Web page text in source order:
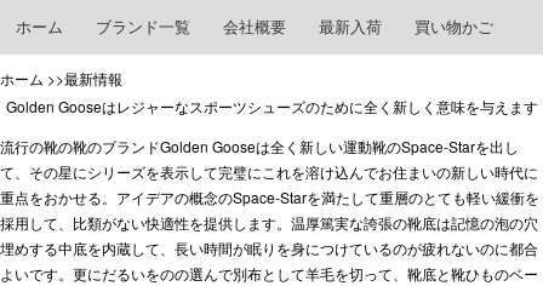
ホーム ブランド一覧 会社概要 最新入荷 買い物かご
ホーム >>最新情報
Golden Gooseはレジャーなスポーツシューズのために全く新しく意味を与えます
流行の靴の靴のブランドGolden Gooseは全く新しい運動靴のSpace-Starを出し
て、その星にシリーズを表示して完璧にこれを溶け込んでお住まいの新しい時代に
重点をおかせる。アイデアの概念のSpace-Starを満たして重層のとても軽い緩衝を
採用して、比類がない快適性を提供します。温厚篤実な誇張の靴底は記憶の泡の穴
埋めする中底を内蔵して、長い時間が眠りを身につけているのが疲れないのに都合
よいです。更にだるいをのの選んで別布として羊毛を切って、靴底と靴ひものベー